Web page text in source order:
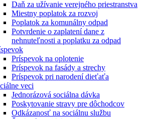
Daň za užívanie verejného priestranstva
Miestny poplatok za rozvoj
Poplatok za komunálny odpad
Potvrdenie o zaplatení dane z
nehnuteľnosti a poplatku za odpad
Príspevok na oplotenie
Príspevok na fasády a strechy
Príspevok pri narodení dieťaťa
veci
Jednorázová sociálna dávka
Poskytovanie stravy pre dôchodcov
Odkázanosť na sociálnu službu